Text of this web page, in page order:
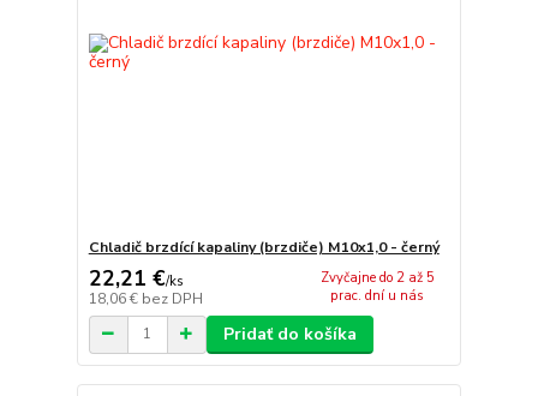
Chladič brzdící kapaliny (brzdiče) M10x1,0 - černý
22,21 €/ks
18,06 € bez DPH
Zvyčajne do 2 až 5
prac. dní u nás
Pridať do košíka